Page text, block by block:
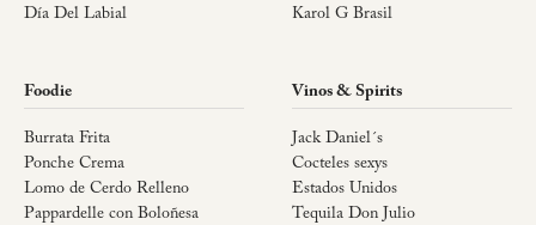
Día Del Labial
Karol G Brasil
Foodie
Burrata Frita
Ponche Crema
Lomo de Cerdo Relleno
Pappardelle con Boloñesa
Vinos & Spirits
Jack Daniel´s
Cocteles sexys
Estados Unidos
Tequila Don Julio